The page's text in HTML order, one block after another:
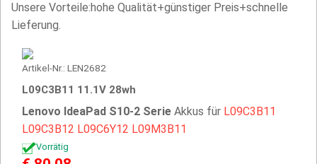
Unsere Vorteile:hohe Qualität+günstiger Preis+schnelle
Lieferung.
Artikel-Nr.: LEN2682
L09C3B11 11.1V 28wh
Lenovo IdeaPad S10-2 Serie Akkus für L09C3B11
L09C3B12 L09C6Y12 L09M3B11
Vorrätig